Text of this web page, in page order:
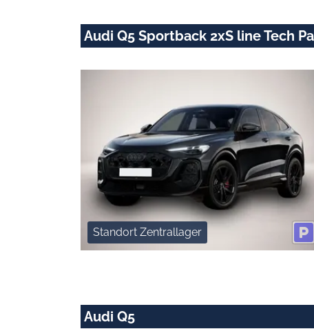
Audi Q5 Sportback 2xS line Tech
Standort Zentrallager
Audi Q5